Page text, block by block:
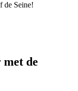
de Seine!
de